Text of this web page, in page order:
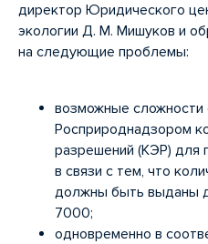
директор Юридического
экологии Д. М. Мишуков и
на следующие проблемы:
возможные сложности
Росприроднадзором
разрешений (КЭР) для
в связи с тем, что
должны быть выданы
7000;
одновременно в